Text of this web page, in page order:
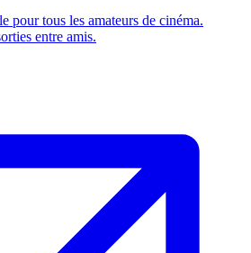
pour tous les amateurs de cinéma.
entre amis.